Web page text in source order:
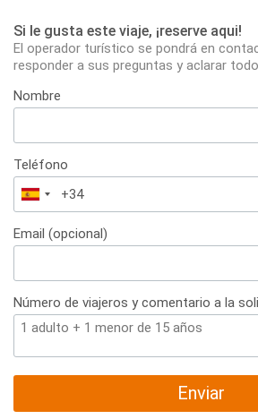
Si le gusta este viaje, ¡reserve aqui!
El operador turístico se pondrá en
responder a sus preguntas y aclarar
Nombre
Teléfono
España
+34
Email (opcional)
Número de viajeros y comentario a la
Enviar